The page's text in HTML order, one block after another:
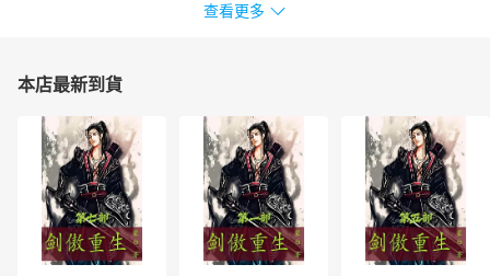
查看更多
本店最新到貨